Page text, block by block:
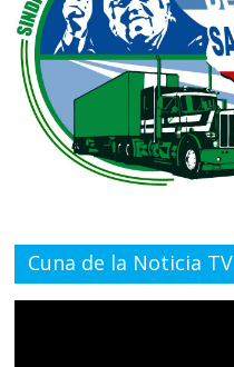
Cuna de la Noticia TV